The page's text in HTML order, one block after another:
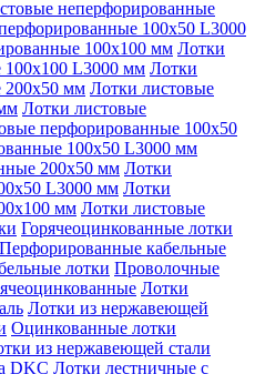
неперфорированные
100х50 L3000
100х100 мм Лотки
100х100 L3000 мм Лотки
200х50 мм Лотки листовые
Лотки листовые
перфорированные 100х50
100х50 L3000 мм
200х50 мм Лотки
L3000 мм Лотки
мм Лотки листовые
Горячеоцинкованные лотки
Перфорированные кабельные
лотки Проволочные
Лотки
Лотки из нержавеющей
Оцинкованные лотки
из нержавеющей стали
DKC Лотки лестничные с